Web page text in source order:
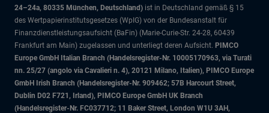
24–24a, 80335 München, Deutschland) ist in Deutschland gemäß § 15
des Wertpapierinstitutsgesetzes (WpIG) von der Bundesanstalt für
Finanzdienstleistungsaufsicht (BaFin) (Marie-Curie-Str. 24-28, 60439
Frankfurt am Main) zugelassen und unterliegt deren Aufsicht. PIMCO
Europe GmbH Italian Branch (Handelsregister-Nr. 10005170963, via Turati
nn. 25/27 (angolo via Cavalieri n. 4), 20121 Milano, Italien), PIMCO Europe
GmbH Irish Branch (Handelsregister-Nr. 909462; 57B Harcourt Street,
Dublin D02 F721, Irland), PIMCO Europe GmbH UK Branch
(Handelsregister-Nr. FC037712; 11 Baker Street, London W1U 3AH,